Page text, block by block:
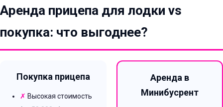
Аренда прицепа для лодки vs
покупка: что выгоднее?
Покупка прицепа
✗ Высокая стоимость
Аренда в
Минибусрент